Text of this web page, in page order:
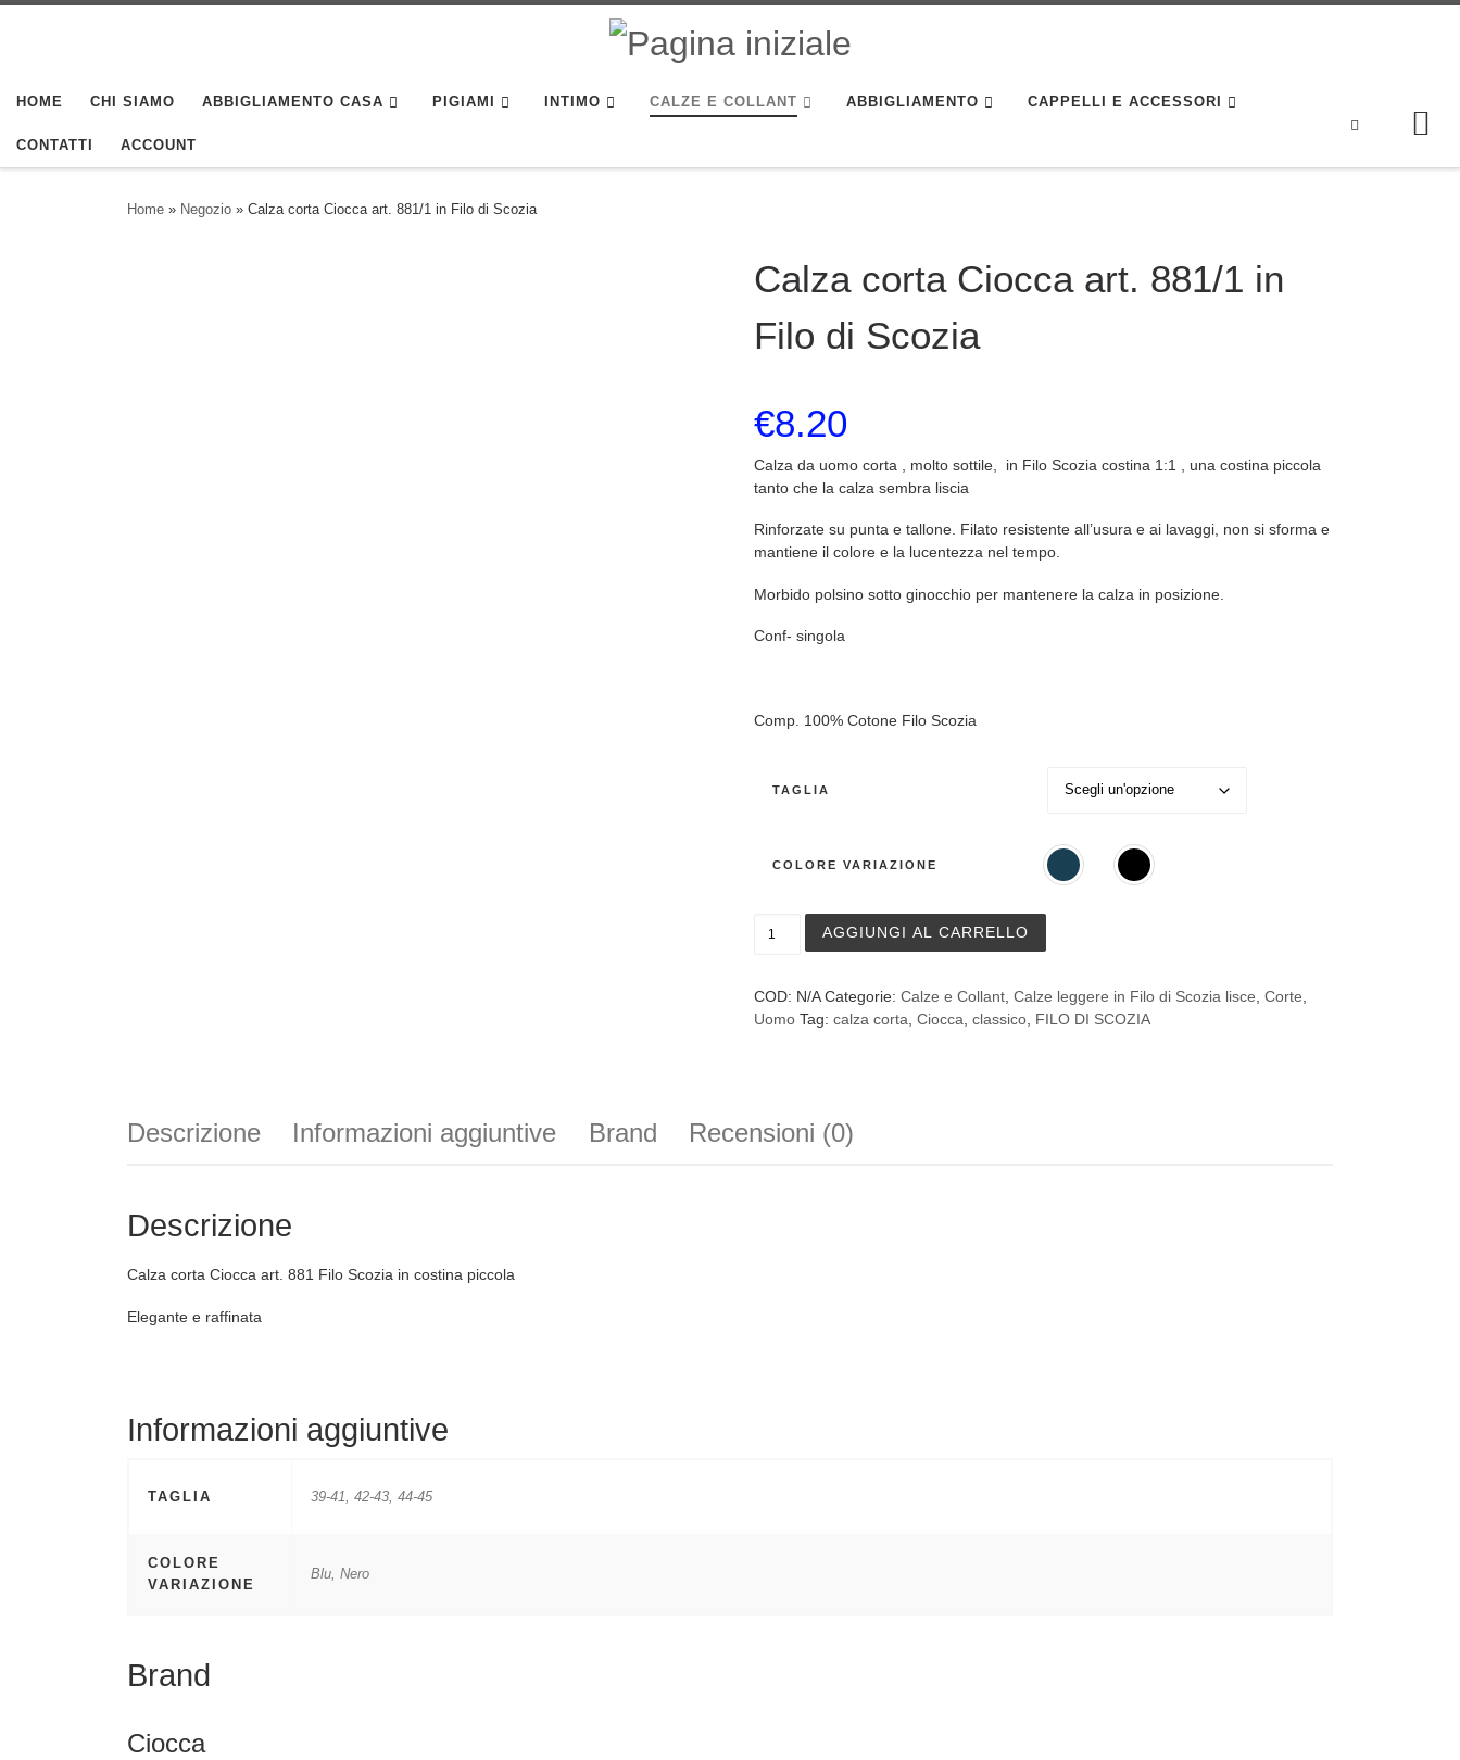
HOME CHI SIAMO ABBIGLIAMENTO CASA PIGIAMI INTIMO CALZE E COLLANT ABBIGLIAMENTO CAPPELLI E ACCESSORI
CONTATTI ACCOUNT
Home » Negozio » Calza corta Ciocca art. 881/1 in Filo di Scozia
Calza corta Ciocca art. 881/1 in
Filo di Scozia
€8.20
Calza da uomo corta , molto sottile, in Filo Scozia costina 1:1 , una costina piccola
tanto che la calza sembra liscia
Rinforzate su punta e tallone. Filato resistente all’usura e ai lavaggi, non si sforma e
mantiene il colore e la lucentezza nel tempo.
Morbido polsino sotto ginocchio per mantenere la calza in posizione.
Conf- singola
Comp. 100% Cotone Filo Scozia
TAGLIA
COLORE VARIAZIONE
Calza corta Ciocca art. 881/1 in Filo di Scozia quantità
AGGIUNGI AL CARRELLO
COD: N/A Categorie:Calze e Collant ,Calze leggere in Filo di Scozia lisce ,Corte
Uomo Tag:calza corta ,Ciocca ,classico FILO DI SCOZIA
Descrizione Informazioni aggiuntive Brand Recensioni (0)
Descrizione
Calza corta Ciocca art. 881 Filo Scozia in costina piccola
Elegante e raffinata
Informazioni aggiuntive
TAGLIA 39-41, 42-43, 44-45
COLORE
VARIAZIONE
Blu, Nero
Brand
Ciocca